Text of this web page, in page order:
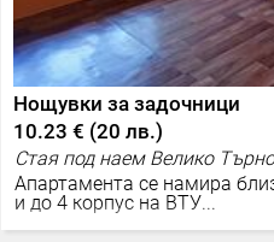
Нощувки за задочници
10.23 € (20 лв.)
Стая под наем Велико
Апартамента се намира
и до 4 корпус на ВТУ...